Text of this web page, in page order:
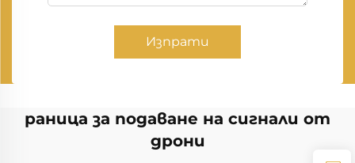
Изпрати
раница за подаване на сигнали от
дрони